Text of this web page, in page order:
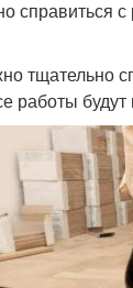
справиться
тщательно
работы